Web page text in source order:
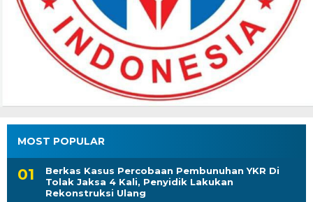
MOST POPULAR
Berkas Kasus Percobaan Pembunuhan YKR Di
Tolak Jaksa 4 Kali, Penyidik Lakukan
Rekonstruksi Ulang